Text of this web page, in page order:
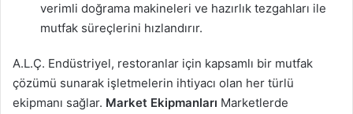
verimli doğrama makineleri ve hazırlık tezgahları ile
mutfak süreçlerini hızlandırır.
A.L.Ç. Endüstriyel, restoranlar için kapsamlı bir mutfak
çözümü sunarak işletmelerin ihtiyacı olan her türlü
ekipmanı sağlar. Market Ekipmanları Marketlerde